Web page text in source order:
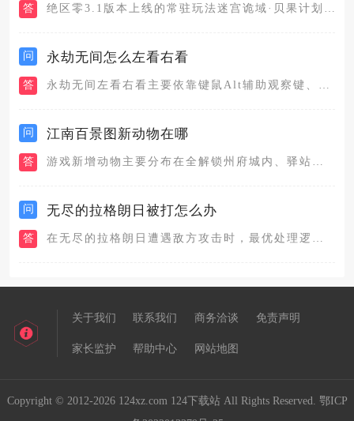
答
问 永劫无间怎么左看右看
答
问 江南百景图新动物在哪
答
问 无尽的拉格朗日被打怎么办
答
关于我们 联系我们 商务洽谈 免责声明
家长监护 帮助中心 网站地图
Copyright © 2012-2026 124xz.com 124下载站 All Rights Reserved. 鄂ICP